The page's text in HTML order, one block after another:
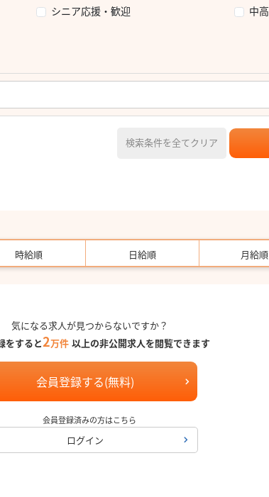
シニア応援・歓迎
中
検索条件を全てクリア
時給順 日給順 月給順
気になる求人が見つからないですか？
をすると2万件 以上の非公開求人を閲覧できます
会員登録する(無料)
会員登録済みの方はこちら
ログイン